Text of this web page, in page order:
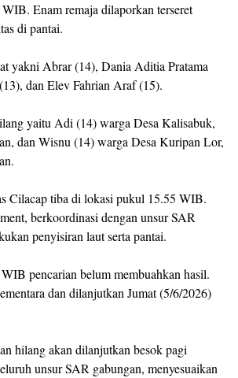
Enam remaja dilaporkan terseret
di pantai.
yakni Abrar (14), Dania Aditia Pratama
dan Elev Fahrian Araf (15).
yaitu Adi (14) warga Desa Kalisabuk,
dan Wisnu (14) warga Desa Kuripan Lor,
Cilacap tiba di lokasi pukul 15.55 WIB.
berkoordinasi dengan unsur SAR
penyisiran laut serta pantai.
pencarian belum membuahkan hasil.
dan dilanjutkan Jumat (5/6/2026)
hilang akan dilanjutkan besok pagi
unsur SAR gabungan, menyesuaikan